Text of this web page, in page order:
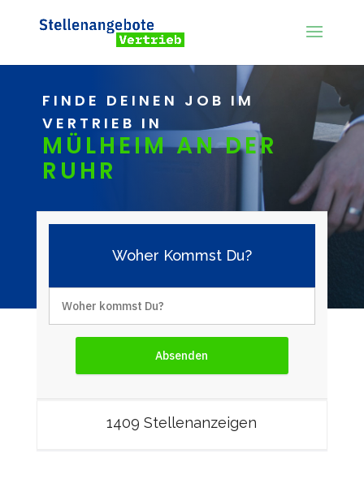
FINDE DEINEN JOB IM
VERTRIEB IN
MÜLHEIM AN DER
RUHR
Woher Kommst Du?
1409 Stellenanzeigen